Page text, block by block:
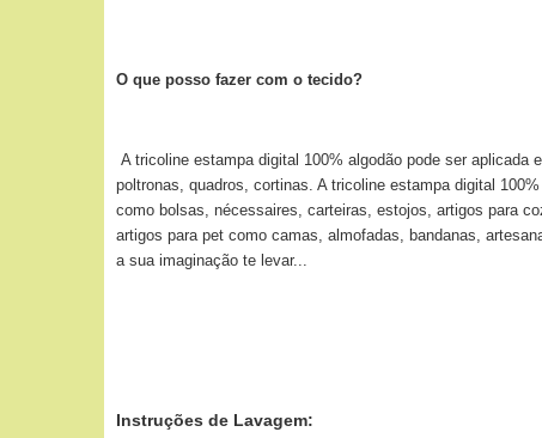
O que posso fazer com o tecido?
A tricoline estampa digital 100% algodão pode ser
poltronas, quadros, cortinas. A tricoline estampa digital
como bolsas, nécessaires, carteiras, estojos, artigos para
artigos para pet como camas, almofadas, bandanas,
a sua imaginação te levar...
Instruções de Lavagem: